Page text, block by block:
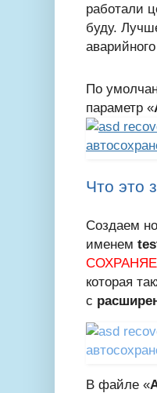
работали
буду.
По
параметр «
Что это
Создаем
именем
которая
с
В файле «